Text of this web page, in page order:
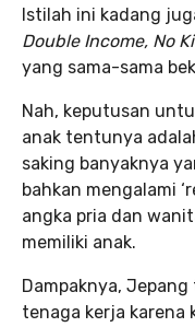
Istilah ini kadang
Double Income, No
yang sama-sama
Nah, keputusan
anak tentunya
saking banyaknya
bahkan mengalami
angka pria dan
memiliki anak.
Dampaknya, Jepang
tenaga kerja karena